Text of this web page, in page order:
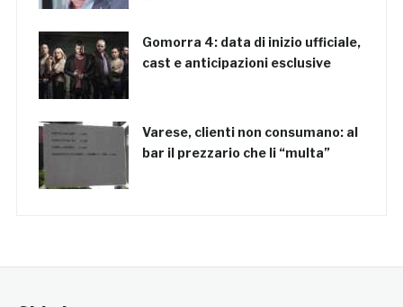
Gomorra 4: data di inizio ufficiale,
cast e anticipazioni esclusive
Varese, clienti non consumano: al
bar il prezzario che li “multa”